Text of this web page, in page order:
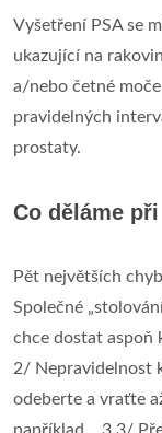
Vyšetření PSA se
ukazující na
a/nebo četné
pravidelných
prostaty.
Co děláme
Pět největších
Společné
chce dostat aspoň
2/ Nepravidelnost
odeberte a vraťte